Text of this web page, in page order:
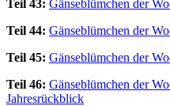
Teil 43: Gänseblümchen der
Teil 44: Gänseblümchen der
Teil 45: Gänseblümchen der
Teil 46: Gänseblümchen der
Jahresrückblick